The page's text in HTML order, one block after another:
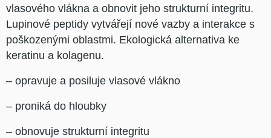
vlasového vlákna a obnovit jeho strukturní integritu.
Lupinové peptidy vytvářejí nové vazby a interakce s
poškozenými oblastmi. Ekologická alternativa ke
keratinu a kolagenu.
– opravuje a posiluje vlasové vlákno
– proniká do hloubky
– obnovuje strukturní integritu